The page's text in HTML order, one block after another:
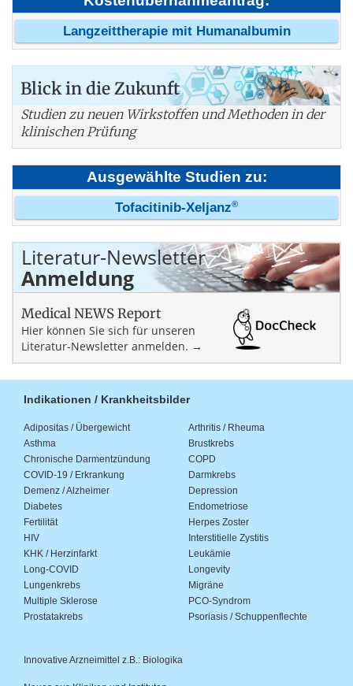
Langzeittherapie mit Humanalbumin
Blick in die Zukunft
Studien zu neuen Wirkstoffen und Methoden in der
klinischen Prüfung
Ausgewählte Studien zu:
Tofacitinib-Xeljanz®
Literatur-Newsletter
Anmeldung
Medical NEWS Report
Hier können Sie sich für unseren
Literatur-Newsletter anmelden. →
Indikationen / Krankheitsbilder
Adipositas / Übergewicht
Arthritis / Rheuma
Asthma
Brustkrebs
Chronische Darmentzündung
COPD
COVID-19 / Erkrankung
Darmkrebs
Demenz / Alzheimer
Depression
Diabetes
Endometriose
Fertilität
Herpes Zoster
HIV
Interstitielle Zystitis
KHK / Herzinfarkt
Leukämie
Long-COVID
Longevity
Lungenkrebs
Migräne
Multiple Sklerose
PCO-Syndrom
Prostatakrebs
Psoriasis / Schuppenflechte
Innovative Arzneimittel z.B.: Biologika